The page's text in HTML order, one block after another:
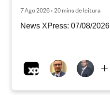
7 Ago 2026 • 20 mins de leitura
News XPress: 07/08/2026